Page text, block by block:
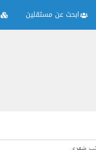
ابحث عن مستقلين